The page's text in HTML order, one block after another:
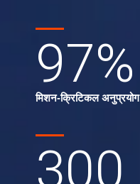
97%
मिशन-क्रिटिकल अनुप्रयोग
300